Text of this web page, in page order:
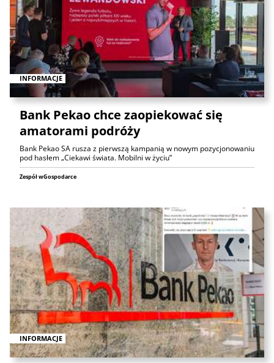
INFORMACJE
Bank Pekao chce zaopiekować się
amatorami podróży
Bank Pekao SA rusza z pierwszą kampanią w nowym pozycjonowaniu
pod hasłem „Ciekawi świata. Mobilni w życiu”
Zespół wGospodarce
INFORMACJE